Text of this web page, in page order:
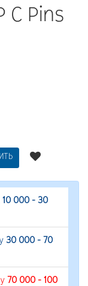
C Pins
10 000 - 30
30 000 - 70
70 000 - 100